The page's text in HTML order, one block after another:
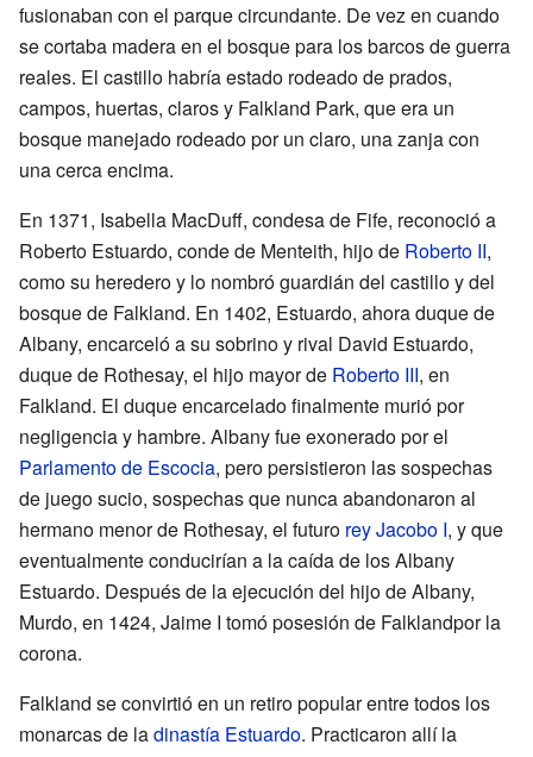
fusionaban con el parque circundante. De vez en cuando
se cortaba madera en el bosque para los barcos de guerra
reales. El castillo habría estado rodeado de prados,
campos, huertas, claros y Falkland Park, que era un
bosque manejado rodeado por un claro, una zanja con
una cerca encima.
En 1371, Isabella MacDuff, condesa de Fife, reconoció a
Roberto Estuardo, conde de Menteith, hijo de Roberto II,
como su heredero y lo nombró guardián del castillo y del
bosque de Falkland. En 1402, Estuardo, ahora duque de
Albany, encarceló a su sobrino y rival David Estuardo,
duque de Rothesay, el hijo mayor de Roberto III, en
Falkland. El duque encarcelado finalmente murió por
negligencia y hambre. Albany fue exonerado por el
Parlamento de Escocia, pero persistieron las sospechas
de juego sucio, sospechas que nunca abandonaron al
hermano menor de Rothesay, el futuro rey Jacobo I, y que
eventualmente conducirían a la caída de los Albany
Estuardo. Después de la ejecución del hijo de Albany,
Murdo, en 1424, Jaime I tomó posesión de Falklandpor la
corona.
Falkland se convirtió en un retiro popular entre todos los
monarcas de ladinastía Estuardo. Practicaron allí la